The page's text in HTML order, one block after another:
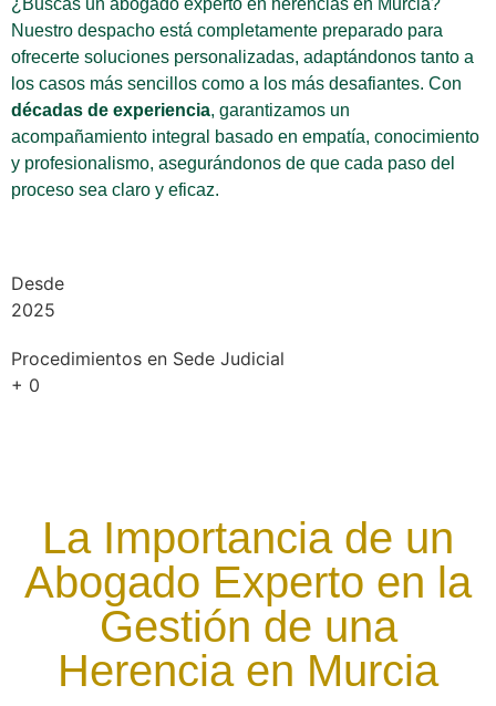
¿Buscas un abogado experto en herencias en Murcia?
Nuestro despacho está completamente preparado para
ofrecerte soluciones personalizadas, adaptándonos tanto a
los casos más sencillos como a los más desafiantes. Con
décadas de experiencia, garantizamos un
acompañamiento integral basado en empatía, conocimiento
y profesionalismo, asegurándonos de que cada paso del
proceso sea claro y eficaz.
Desde
2025
Procedimientos en Sede Judicial
+ 0
La Importancia de un
Abogado Experto en la
Gestión de una
Herencia en Murcia